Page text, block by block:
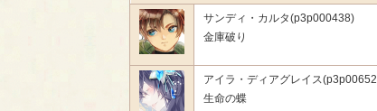
サンディ・カルタ(p3p000438)
金庫破り
アイラ・ディアグレイス
生命の蝶